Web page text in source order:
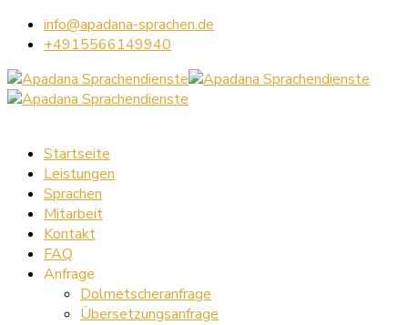
info@apadana-sprachen.de
+4915566149940
Startseite
Leistungen
Sprachen
Mitarbeit
Kontakt
FAQ
Anfrage
Dolmetscheranfrage
Übersetzungsanfrage